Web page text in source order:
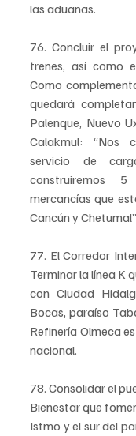
las aduanas.
76. Concluir el
trenes, así como
Como
quedará
Palenque, Nuevo
Calakmul: “Nos
servicio de
construiremos
mercancías que
Cancún y
77. El Corredor
Terminar la línea K
con Ciudad
Bocas, paraíso
Refinería Olmeca
nacional.
78. Consolidar el
Bienestar que
Istmo y el sur del